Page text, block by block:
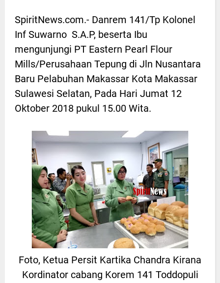
SpiritNews.com.- Danrem 141/Tp Kolonel
Inf Suwarno S.A.P, beserta Ibu
mengunjungi PT Eastern Pearl Flour
Mills/Perusahaan Tepung di Jln Nusantara
Baru Pelabuhan Makassar Kota Makassar
Sulawesi Selatan, Pada Hari Jumat 12
Oktober 2018 pukul 15.00 Wita.
Foto, Ketua Persit Kartika Chandra Kirana
Kordinator cabang Korem 141 Toddopuli